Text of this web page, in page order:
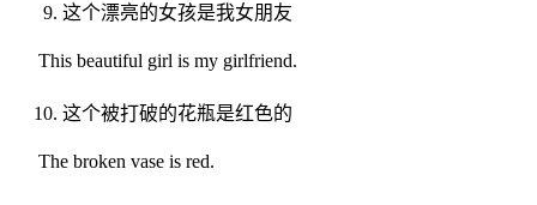
这个漂亮的女孩是我女朋友
This beautiful girl is my girlfriend.
这个被打破的花瓶是红色的
The broken vase is red.